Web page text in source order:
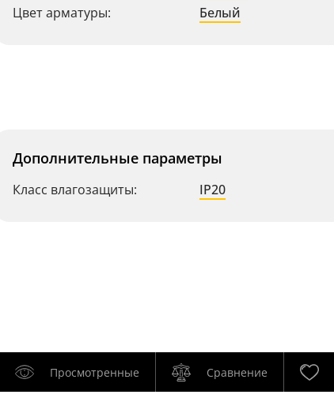
Цвет арматуры:
Белый
Дополнительные параметры
Класс влагозащиты: IP20
Просмотренные Сравнение